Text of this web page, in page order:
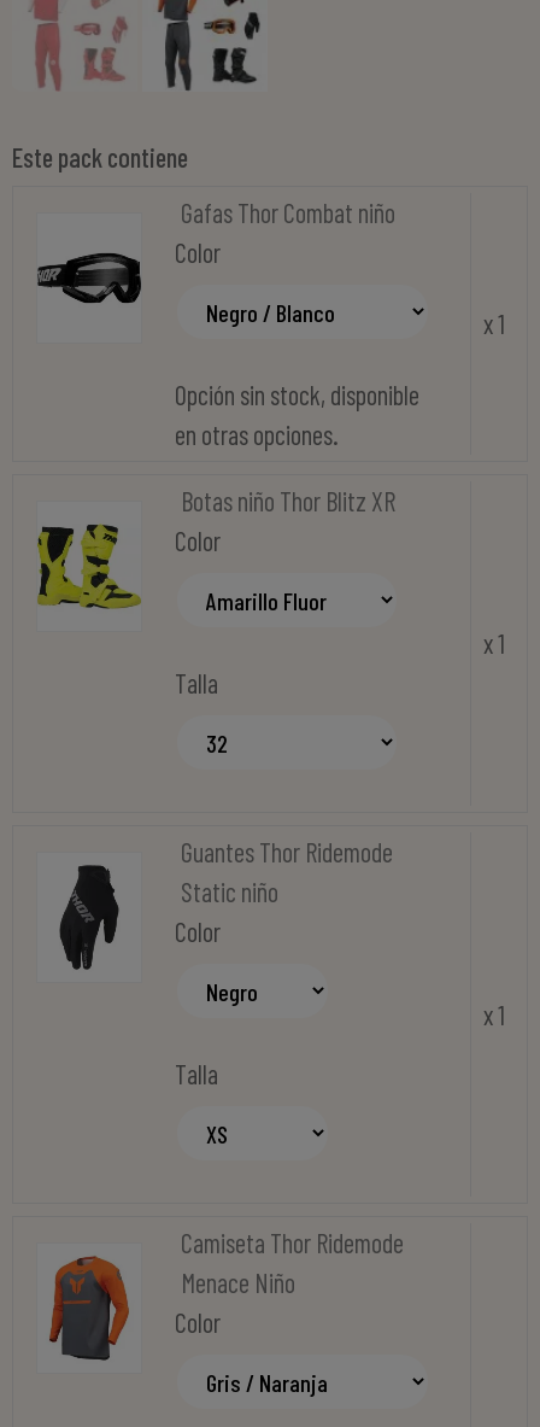
Este pack contiene
Gafas Thor Combat niño
Color
Opción sin stock, disponible
en otras opciones.
x 1
Botas niño Thor Blitz XR
Color
Talla
x 1
Guantes Thor Ridemode
Static niño
Color
Talla
x 1
Camiseta Thor Ridemode
Menace Niño
Color